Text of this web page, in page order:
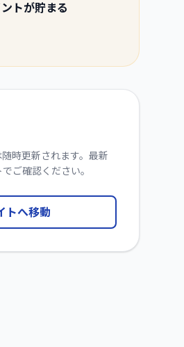
トが貯まる
時更新されます。最新
ご確認ください。
トへ移動